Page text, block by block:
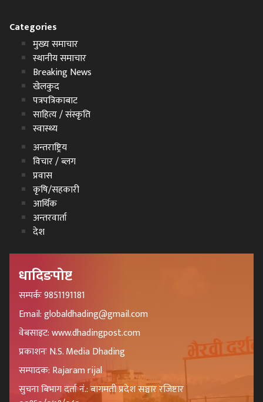
Categories
मुख्य समाचार
स्थानीय समाचार
Breaking News
खेलकुद
पत्रपत्रिकाबाट
साहित्य / संस्कृति
स्वास्थ्य
अन्तराष्ट्रिय
विचार / ब्लग
प्रवास
कृषि/सहकारी
आर्थिक
अन्तरवार्ता
देश
धादिङपोष्ट
सम्पर्कः 9851191181
Email: globaldhading@gmail.com
वेबसाइट: www.dhadingpost.com
प्रकाशनः N.S. Media Dhading
सम्पादक: Rajaram rijal
सुचना बिभाग दर्ता नं.: बागमती प्रदेश सञ्चार रजिष्टार